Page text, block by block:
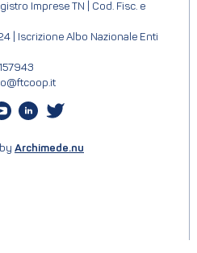
Imprese TN | Cod. Fisc. e
| Iscrizione Albo Nazionale Enti
Archimede.nu